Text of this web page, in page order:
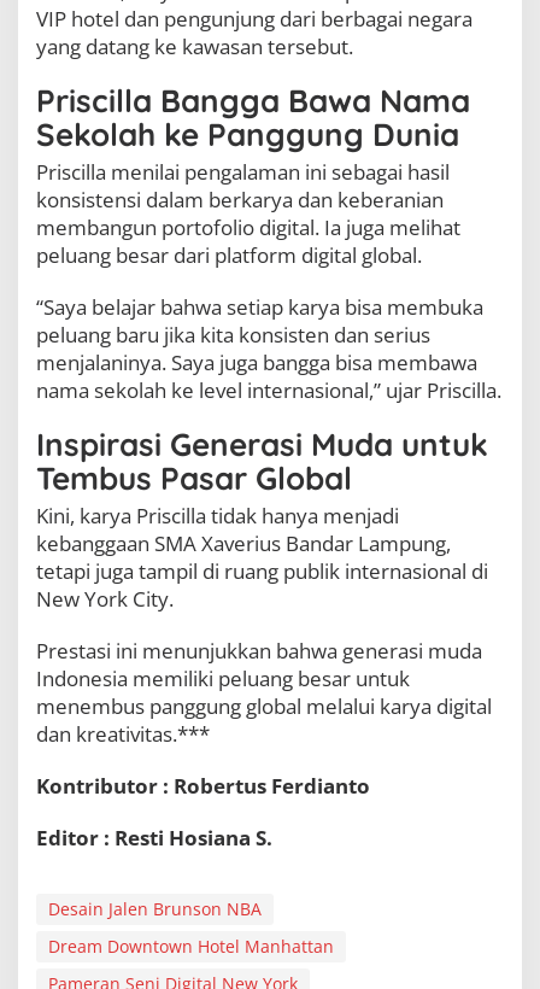
VIP hotel dan pengunjung dari berbagai negara
yang datang ke kawasan tersebut.
Priscilla Bangga Bawa Nama
Sekolah ke Panggung Dunia
Priscilla menilai pengalaman ini sebagai hasil
konsistensi dalam berkarya dan keberanian
membangun portofolio digital. Ia juga melihat
peluang besar dari platform digital global.
“Saya belajar bahwa setiap karya bisa membuka
peluang baru jika kita konsisten dan serius
menjalaninya. Saya juga bangga bisa membawa
nama sekolah ke level internasional,” ujar Priscilla.
Inspirasi Generasi Muda untuk
Tembus Pasar Global
Kini, karya Priscilla tidak hanya menjadi
kebanggaan SMA Xaverius Bandar Lampung,
tetapi juga tampil di ruang publik internasional di
New York City.
Prestasi ini menunjukkan bahwa generasi muda
Indonesia memiliki peluang besar untuk
menembus panggung global melalui karya digital
dan kreativitas.***
Kontributor : Robertus Ferdianto
Editor : Resti Hosiana S.
Desain Jalen Brunson NBA
Dream Downtown Hotel Manhattan
Pameran Seni Digital New York